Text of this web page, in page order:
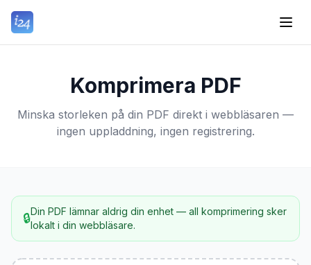
Komprimera PDF
Minska storleken på din PDF direkt i webbläsaren —
ingen uppladdning, ingen registrering.
🔒Din PDF lämnar aldrig din enhet — all komprimering sker
lokalt i din webbläsare.